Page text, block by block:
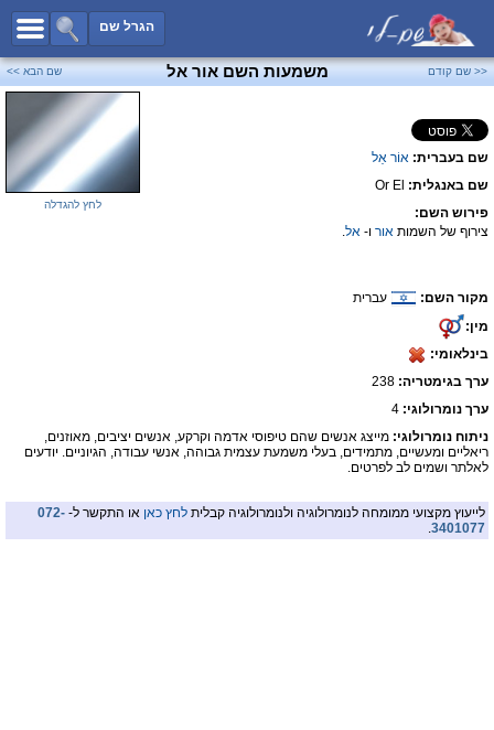
הגרל שם
כל השמות
שמות לבנים
שמות לבנות
שמות משותפים
שמות נפוצים
פייסבוק
<< שם קודם משמעות השם אור אל שם הבא >>
שם בעברית: אוֹר אֵל
שם באנגלית: Or El
פירוש השם:
צירוף של השמות אור ו- אל.
מקור השם:
עברית
מין:
בינלאומי:
ערך בגימטריה:
ערך נומרולוגי: 4
לחץ להגדלה
ניתוח נומרולוגי: מייצג אנשים שהם טיפוסי אדמה וקרקע, אנשים יציבים, מאוזנים,
ריאליים ומעשיים, מתמידים, בעלי משמעת עצמית גבוהה, אנשי עבודה, הגיוניים. יודעים
לאלתר ושמים לב לפרטים.
לייעוץ מקצועי ממומחה לנומרולוגיה ולנומרולוגיה קבלית לחץ כאן או התקשר ל- 072-
3401077
.